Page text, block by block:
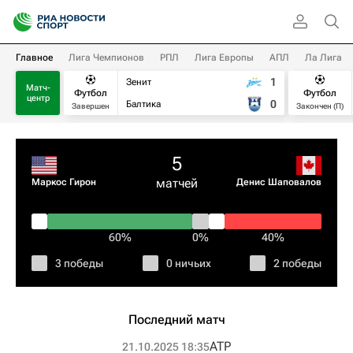
Главное Лига Чемпионов РПЛ Лига Европы АПЛ Ла Лига
Матч-
центр
Футбол
Завершен
Зенит
Балтика
1
0
Футбол
Закончен (П)
Маркос Гирон
5
матчей Денис Шаповалов
60% 0% 40%
3 победы 0 ничьих 2 победы
Последний матч
21.10.2025 18:35ATP